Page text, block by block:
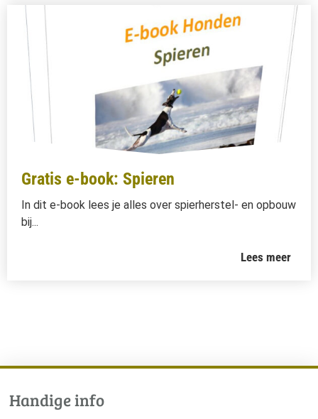
Gratis e-book: Spieren
In dit e-book lees je alles over spierherstel- en opbouw
bij...
Lees meer
Handige info